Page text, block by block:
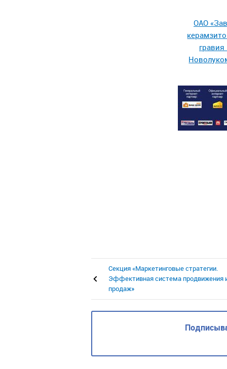
ОАО
гравия
Секция «Маркетинговые стратегии.
Эффективная система продвижения
продаж»